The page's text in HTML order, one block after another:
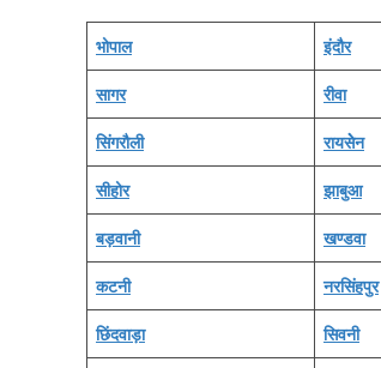
भोपाल इंदौर
सागर रीवा
सिंगरौली रायसेेन
सीहोर झाबुआ
बड़वानी खण्‍डवा
कटनी नरसिंहपुर
छिंदवाड़ा सिवनी